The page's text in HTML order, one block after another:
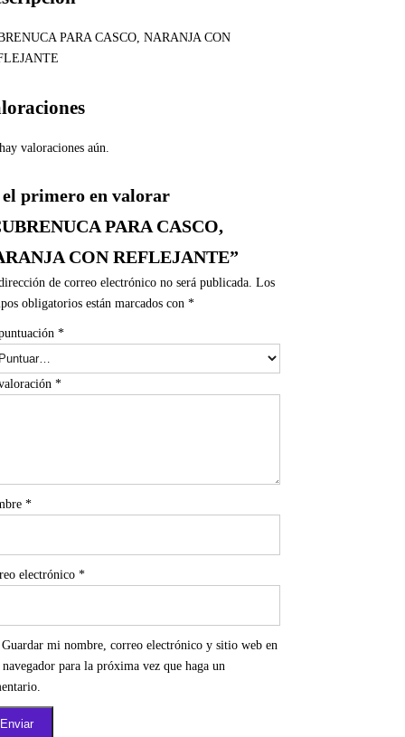
PARA CASCO, NARANJA CON
valoraciones aún.
el primero en valorar
PARA CASCO,
CON REFLEJANTE”
de correo electrónico no será publicada. Los
obligatorios están marcados con *
*
*
*
electrónico *
Guardar mi nombre, correo electrónico y sitio web en
navegador para la próxima vez que haga un